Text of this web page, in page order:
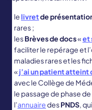
lelivretde
rares ;
lesBrèves de docs«et
faciliter le repérage et
maladies rares et les
«j’ai un patient atteint
avec le Collège de
le passage de phase
l’annuairedesPNDS,